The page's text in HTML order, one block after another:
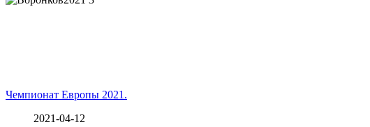
Чемпионат Европы 2021.
2021-04-12